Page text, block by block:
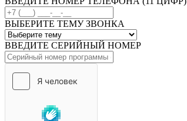
ВЫБЕРИТЕ ТЕМУ ЗВОНКА
ВВЕДИТЕ СЕРИЙНЫЙ НОМЕР